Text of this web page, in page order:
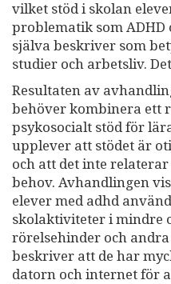
vilket stöd i skolan
problematik som ADHD
själva beskriver som
studier och arbetsliv.
Resultaten av
behöver kombinera ett
psykosocialt stöd för
upplever att stödet är
och att det inte
behov. Avhandlingen
elever med adhd
skolaktiviteter i mindre
rörelsehinder och
beskriver att de har
datorn och internet för